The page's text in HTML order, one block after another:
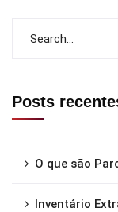
Posts
O que são
Inventário